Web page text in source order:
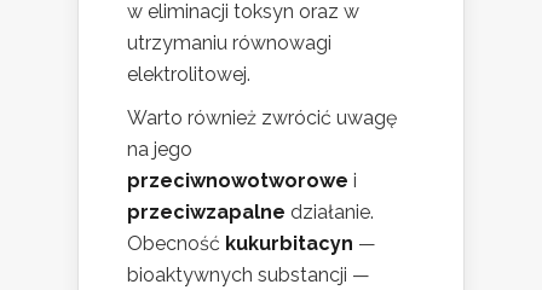
w eliminacji toksyn oraz w
utrzymaniu równowagi
elektrolitowej.
Warto również zwrócić uwagę
na jego
przeciwnowotworowe i
przeciwzapalne działanie.
Obecność kukurbitacyn —
bioaktywnych substancji —